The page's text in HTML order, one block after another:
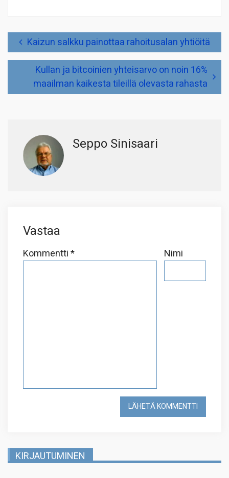
Artikkelien
selausKaizun salkku painottaa rahoitusalan yhtiöitä
Kullan ja bitcoinien yhteisarvo on noin 16%
maailman kaikesta tileillä olevasta rahasta
Seppo Sinisaari
Vastaa
Kommentti* Nimi
KIRJAUTUMINEN